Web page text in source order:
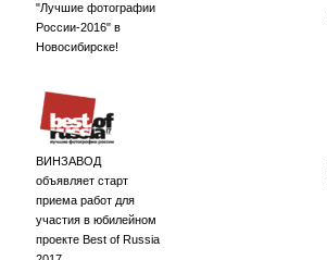
"Лучшие фотографии
России-2016" в
Новосибирске!
ВИНЗАВОД
объявляет старт
приема работ для
участия в юбилейном
проекте Best of Russia